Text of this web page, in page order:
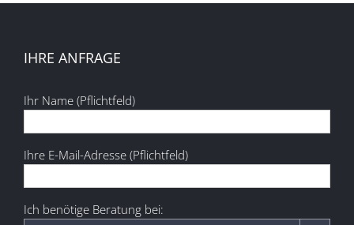
IHRE ANFRAGE
Ihr Name (Pflichtfeld)
Ihre E-Mail-Adresse (Pflichtfeld)
Ich benötige Beratung bei: